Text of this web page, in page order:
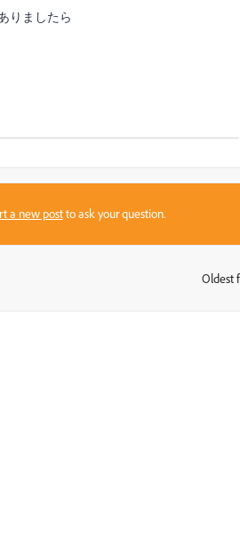
りましたら
a new postto ask your question.
Oldest